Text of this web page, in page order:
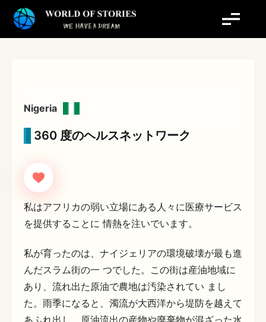
Nigeria
360 度のヘルスネットワーク
私はアフリカの弱い立場にある人々に医療サービス
を提供することに 情熱を注いでいます。
私が育ったのは、ナイジェリアの環境破壊が最も進
んだスラム街の一 つでした。この街は産油地域に
あり、流れ出た原油で農地は汚染されてい まし
た。雨季になると、濁流が大西洋から堤防を越えて
あふれ出し、原油流出の産物や廃棄物が混ざった水